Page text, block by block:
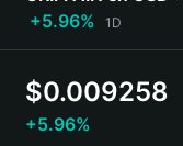
ภาษาไทย
हिन्दी
Español
Português (Brasil)
+5.96%
1D
$0.009258
+5.96%